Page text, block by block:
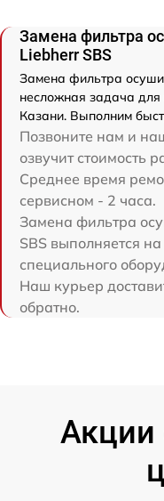
Замена фильтра
Liebherr SBS
Замена фильтра
несложная задача
Казани. Выполним
Позвоните нам и
озвучит стоимость
Среднее время
сервисном - 2 часа.
Замена фильтра
SBS выполняется
специального
Наш курьер
обратно.
Акции